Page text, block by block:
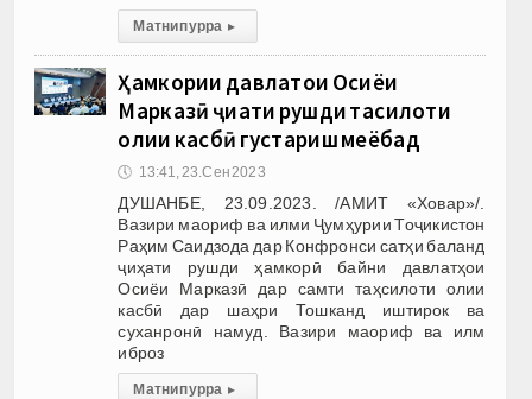
Матни пурра ▸
Ҳамкории давлатҳои Осиёи
Марказӣ ҷиҳати рушди таҳсилоти
олии касбӣ густариш меёбад
🕔 13:41, 23.Сен 2023
ДУШАНБЕ, 23.09.2023. /АМИТ «Ховар»/.
Вазири маориф ва илми Ҷумҳурии Тоҷикистон
Раҳим Саидзода дар Конфронси сатҳи баланд
ҷиҳати рушди ҳамкорӣ байни давлатҳои
Осиёи Марказӣ дар самти таҳсилоти олии
касбӣ дар шаҳри Тошканд иштирок ва
суханронӣ намуд. Вазири маориф ва илм
иброз
Матни пурра ▸